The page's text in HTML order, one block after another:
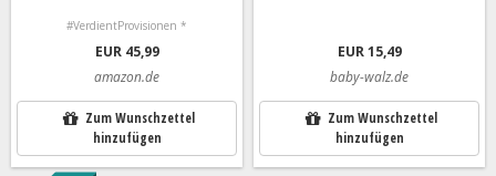
#VerdientProvisionen *
EUR 45,99
amazon.de
Zum Wunschzettel
hinzufügen
EUR 15,49
baby-walz.de
Zum Wunschzettel
hinzufügen